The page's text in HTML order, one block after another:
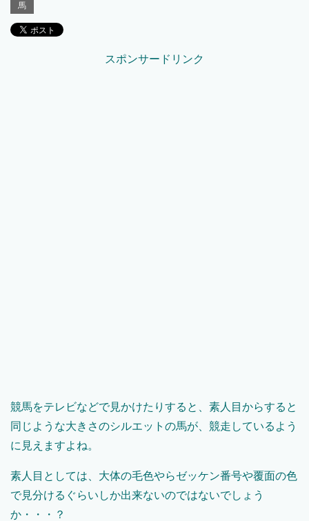
馬
スポンサードリンク
競馬をテレビなどで見かけたりすると、素人目からすると
同じような大きさのシルエットの馬が、競走しているよう
に見えますよね。
素人目としては、大体の毛色やらゼッケン番号や覆面の色
で見分けるぐらいしか出来ないのではないでしょう
か・・・？